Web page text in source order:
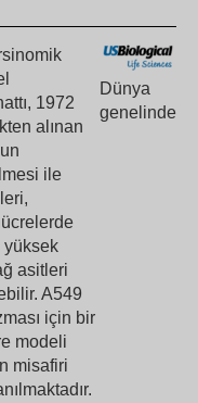
1972
alınan
ile
yüksek
asitleri
A549
için bir
modeli
misafiri
Dünya
genelinde